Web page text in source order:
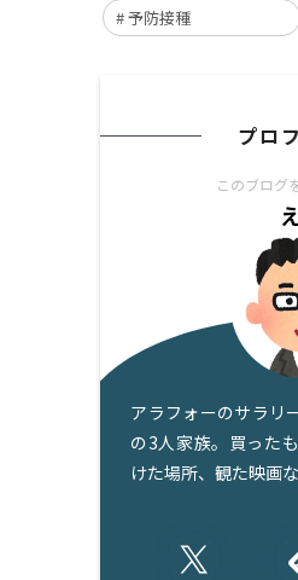
予防接種
プロ
このブログ
アラフォーのサラリ
の3人家族。買った
けた場所、観た映画